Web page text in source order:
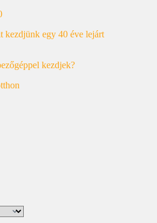
kezdjünk egy 40 éve lejárt
kezdjek?